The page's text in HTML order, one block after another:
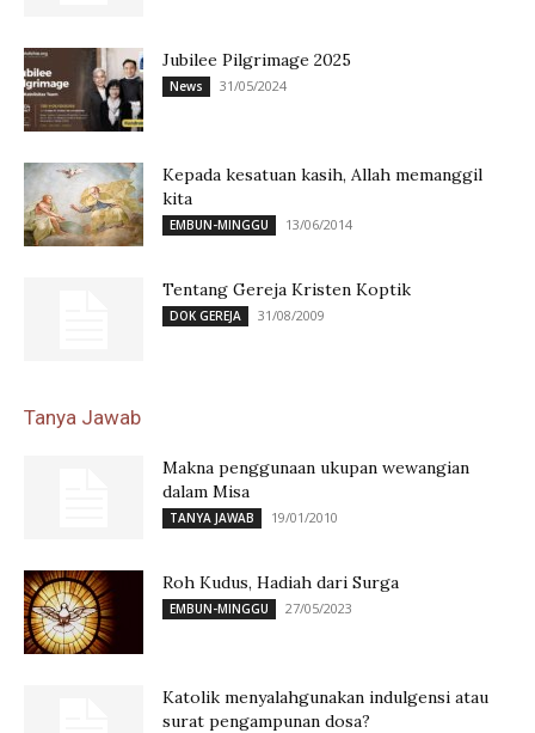
Jubilee Pilgrimage 2025
News 31/05/2024
Kepada kesatuan kasih, Allah memanggil
kita
EMBUN-MINGGU 13/06/2014
Tentang Gereja Kristen Koptik
DOK GEREJA 31/08/2009
Tanya Jawab
Makna penggunaan ukupan wewangian
dalam Misa
TANYA JAWAB 19/01/2010
Roh Kudus, Hadiah dari Surga
EMBUN-MINGGU 27/05/2023
Katolik menyalahgunakan indulgensi atau
surat pengampunan dosa?